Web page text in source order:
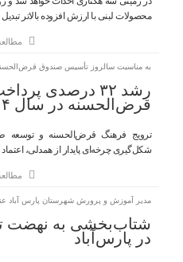
محصولات لبنی با ارزش افزوده بالاتر تبدیل
به مناسبت سالروز تأسیس صندوق قرض‌الحسنه
رشد ۳۲ درصدی
قرض‌الحسنه در سال ۱۴۰۴
ترویج فرهنگ قرض‌الحسنه و توسعه
شکل‌گیری چرخه‌ای پایدار از همدلی،
مدیر آموزش و پرورش شهرستان پارس آباد
شتاب‌بخشی به نهضت
در پارس‌آباد